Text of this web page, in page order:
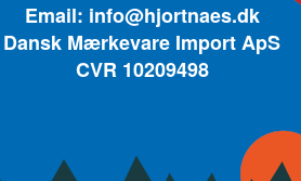
Email: info@hjortnaes.dk
Dansk Mærkevare Import ApS
CVR 10209498